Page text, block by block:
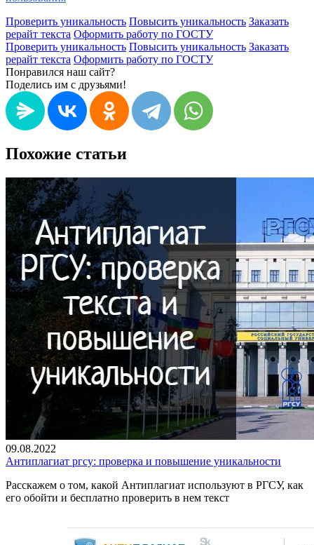
Проверить уникальность Повысить уникальность Заказать
рерайт текста Оформить работу по ГОСТУ
Проверить уникальность Повысить уникальность Заказать
рерайт текста Оформить работу по ГОСТУ
Понравился наш сайт?
Поделись им с друзьями!
Похожие статьи
09.08.2022
Антиплагиат ргсу: проверка и повышение уникальности
Расскажем о том, какой Антиплагиат используют в РГСУ, как
его обойти и бесплатно проверить в нем текст